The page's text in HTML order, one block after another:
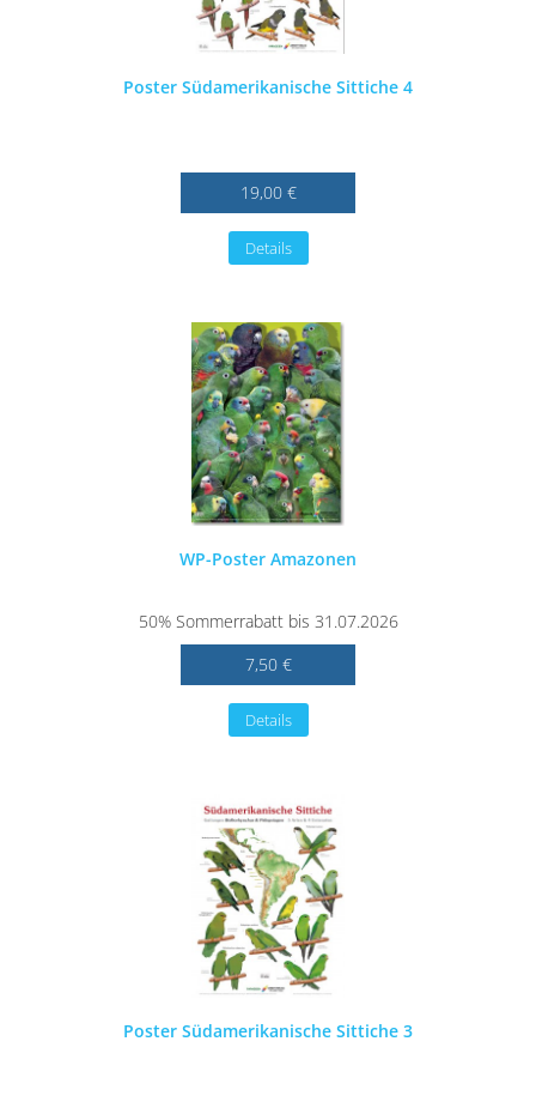
Poster Südamerikanische Sittiche 4
19,00 €
Details
WP-Poster Amazonen
50% Sommerrabatt bis 31.07.2026
7,50 €
Details
Poster Südamerikanische Sittiche 3